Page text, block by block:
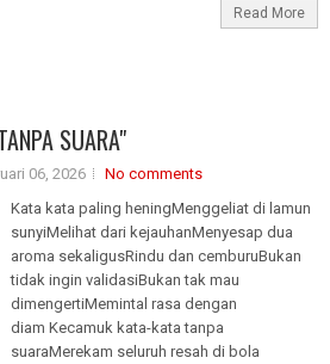
Read More
SUARA"
06, 2026
No comments
Kata kata paling heningMenggeliat di lamun
sunyiMelihat dari kejauhanMenyesap dua
aroma sekaligusRindu dan cemburuBukan
tidak ingin validasiBukan tak mau
dimengertiMemintal rasa dengan
diam Kecamuk kata-kata tanpa
suaraMerekam seluruh resah di bola